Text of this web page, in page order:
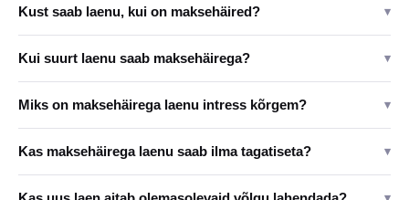
Kust saab laenu, kui on maksehäired? ▾
Kui suurt laenu saab maksehäirega? ▾
Miks on maksehäirega laenu intress kõrgem? ▾
Kas maksehäirega laenu saab ilma tagatiseta? ▾